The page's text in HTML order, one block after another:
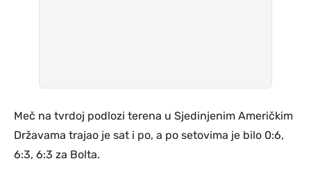
Meč na tvrdoj podlozi terena u Sjedinjenim Američkim
Državama trajao je sat i po, a po setovima je bilo 0:6,
6:3, 6:3 za Bolta.